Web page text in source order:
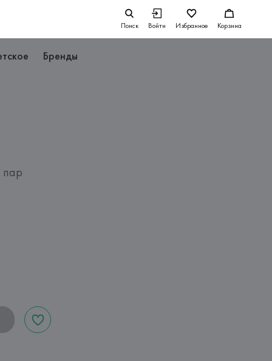
Поиск Войти Избранное Корзина
Бренды
пар